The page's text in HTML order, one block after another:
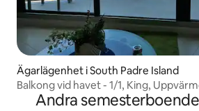
Ägarlägenhet i South Padre Island
Balkong vid havet - 1/1, King,
Andra